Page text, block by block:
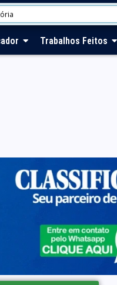
Trabalhos Feitos